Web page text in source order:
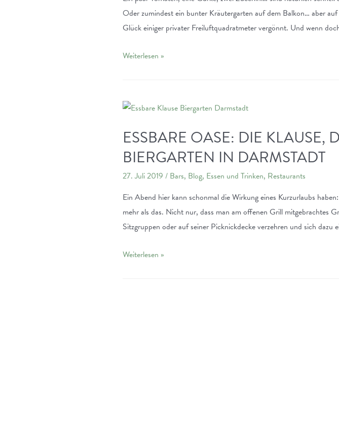
Oder zumindest ein bunter Kräutergarten auf dem Balkon… aber
Glück einiger privater Freiluftquadratmeter vergönnt. Und wenn
Der
Staatstheater
Darmstadt:
Essbares
Balkonien
für
alle
Weiterlesen »
ESSBARE OASE: DIE KLAUSE,
BIERGARTEN IN DARMSTADT
27. Juli 2019 / Bars, Blog, Essen und Trinken, Restaurants
Ein Abend hier kann schonmal die Wirkung eines Kurzurlaubs
mehr als das. Nicht nur, dass man am offenen Grill mitgebrachtes
Sitzgruppen oder auf seiner Picknickdecke verzehren und sich dazu
Essbare
Weiterlesen »